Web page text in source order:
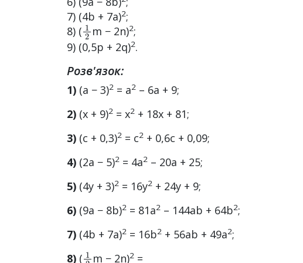
7) (4b + 7a)2;
8) (12m − 2n)2;
9) (0,5p + 2q)2.
Розв'язок:
1) (a − 3)2 = а2 – 6а + 9;
2) (x + 9)2 = х2 + 18х + 81;
3) (c + 0,3)2 = с2 + 0,6с + 0,09;
4) (2a − 5)2 = 4а2 – 20а + 25;
5) (4y + 3)2 = 16у2 + 24у + 9;
6) (9a − 8b)2 = 81а2 – 144ab + 64b2;
7) (4b + 7a)2 = 16b2 + 56ab + 49а2;
8) ( 1 m − 2n)2=